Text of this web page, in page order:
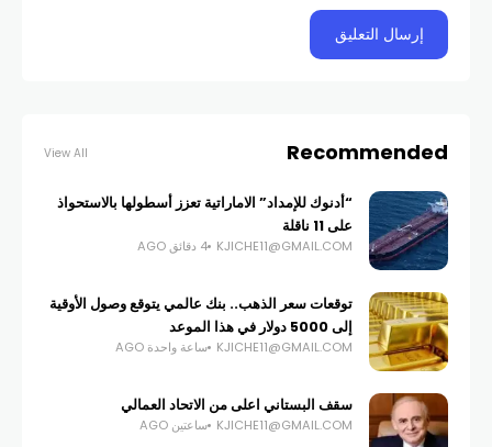
Recommended
View All
“أدنوك للإمداد” الاماراتية تعزز أسطولها بالاستحواذ
على 11 ناقلة
KJICHE11@GMAIL.COM 4 دقائق AGO
توقعات سعر الذهب.. بنك عالمي يتوقع وصول الأوقية
إلى 5000 دولار في هذا الموعد
KJICHE11@GMAIL.COM ساعة واحدة AGO
سقف البستاني اعلى من الاتحاد العمالي
KJICHE11@GMAIL.COM ساعتين AGO